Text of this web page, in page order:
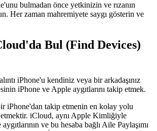
bulmadan önce yetkinizin ve rızanın
Her zaman mahremiyete saygı gösterin ve
Bul (Find Devices)
iPhone'u kendiniz veya bir arkadaşınız
iPhone ve Apple aygıtlarını takip etmek.
iPhone'dan takip etmenin en kolay yolu
iCloud, aynı Apple Kimliğiyle
ve bu hesaba bağlı Aile Paylaşımı